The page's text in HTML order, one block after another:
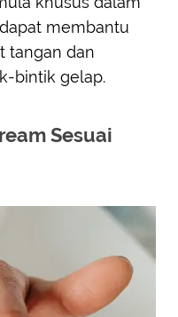
dapat membantu
tangan dan
bintik gelap.
Sesuai